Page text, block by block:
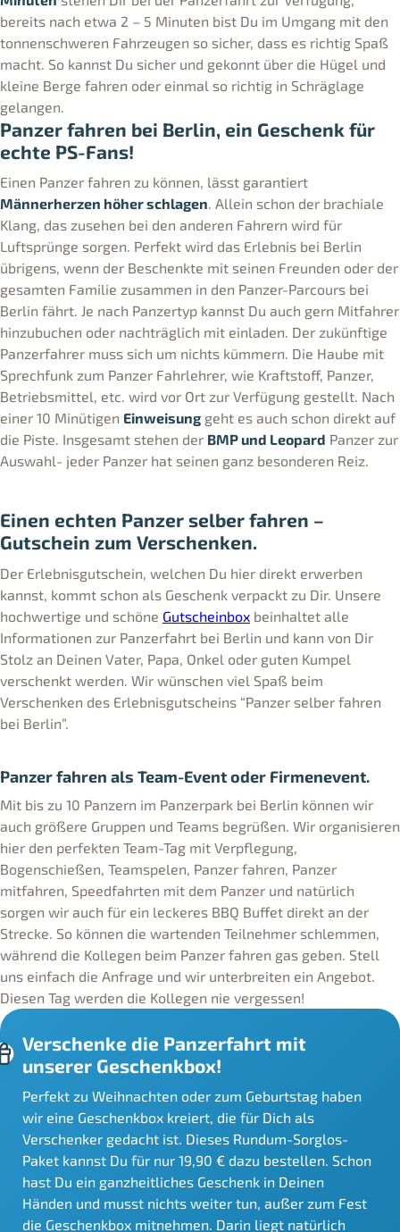
bereits nach etwa 2 – 5 Minuten bist Du im Umgang mit den
tonnenschweren Fahrzeugen so sicher, dass es richtig Spaß
macht. So kannst Du sicher und gekonnt über die Hügel und
kleine Berge fahren oder einmal so richtig in Schräglage
gelangen.
Panzer fahren bei Berlin, ein Geschenk für
echte PS-Fans!
Einen Panzer fahren zu können, lässt garantiert
Männerherzen höher schlagen. Allein schon der brachiale
Klang, das zusehen bei den anderen Fahrern wird für
Luftsprünge sorgen. Perfekt wird das Erlebnis bei Berlin
übrigens, wenn der Beschenkte mit seinen Freunden oder der
gesamten Familie zusammen in den Panzer-Parcours bei
Berlin fährt. Je nach Panzertyp kannst Du auch gern Mitfahrer
hinzubuchen oder nachträglich mit einladen. Der zukünftige
Panzerfahrer muss sich um nichts kümmern. Die Haube mit
Sprechfunk zum Panzer Fahrlehrer, wie Kraftstoff, Panzer,
Betriebsmittel, etc. wird vor Ort zur Verfügung gestellt. Nach
einer 10 Minütigen Einweisung geht es auch schon direkt auf
die Piste. Insgesamt stehen der BMP und Leopard Panzer zur
Auswahl- jeder Panzer hat seinen ganz besonderen Reiz.
Einen echten Panzer selber fahren –
Gutschein zum Verschenken.
Der Erlebnisgutschein, welchen Du hier direkt erwerben
kannst, kommt schon als Geschenk verpackt zu Dir. Unsere
hochwertige und schöne Gutscheinbox beinhaltet alle
Informationen zur Panzerfahrt bei Berlin und kann von Dir
Stolz an Deinen Vater, Papa, Onkel oder guten Kumpel
verschenkt werden. Wir wünschen viel Spaß beim
Verschenken des Erlebnisgutscheins “Panzer selber fahren
bei Berlin”.
Panzer fahren als Team-Event oder Firmenevent.
Mit bis zu 10 Panzern im Panzerpark bei Berlin können wir
auch größere Gruppen und Teams begrüßen. Wir organisieren
hier den perfekten Team-Tag mit Verpflegung,
Bogenschießen, Teamspelen, Panzer fahren, Panzer
mitfahren, Speedfahrten mit dem Panzer und natürlich
sorgen wir auch für ein leckeres BBQ Buffet direkt an der
Strecke. So können die wartenden Teilnehmer schlemmen,
während die Kollegen beim Panzer fahren gas geben. Stell
uns einfach die Anfrage und wir unterbreiten ein Angebot.
Diesen Tag werden die Kollegen nie vergessen!
Verschenke die Panzerfahrt mit
unserer Geschenkbox!
Perfekt zu Weihnachten oder zum Geburtstag haben
wir eine Geschenkbox kreiert, die für Dich als
Verschenker gedacht ist. Dieses Rundum-Sorglos-
Paket kannst Du für nur 19,90 € dazu bestellen. Schon
hast Du ein ganzheitliches Geschenk in Deinen
Händen und musst nichts weiter tun, außer zum Fest
die Geschenkbox mitnehmen. Darin liegt natürlich